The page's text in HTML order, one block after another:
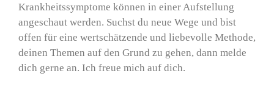
Krankheitssymptome können in einer Aufstellung
angeschaut werden. Suchst du neue Wege und bist
offen für eine wertschätzende und liebevolle Methode,
deinen Themen auf den Grund zu gehen, dann melde
dich gerne an. Ich freue mich auf dich.